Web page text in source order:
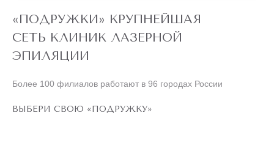
«ПОДРУЖКИ» КРУПНЕЙШАЯ
СЕТЬ КЛИНИК ЛАЗЕРНОЙ
ЭПИЛЯЦИИ
Более 100 филиалов работают в 96 городах России
ВЫБЕРИ СВОЮ «ПОДРУЖКУ»